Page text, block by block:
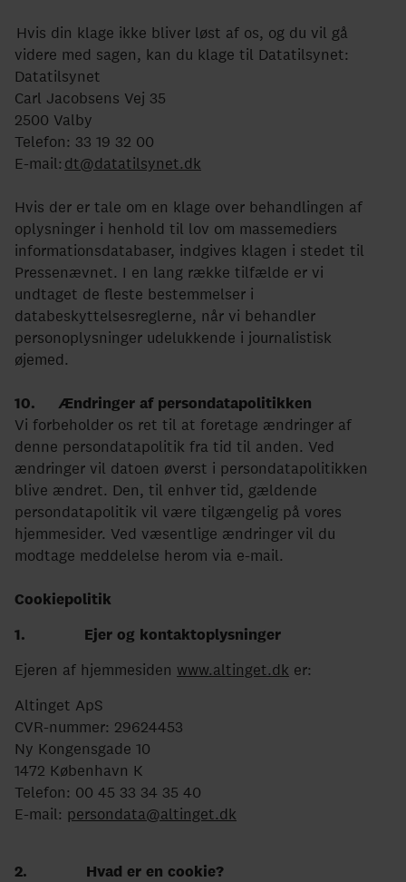
Hvis din klage ikke bliver løst af os, og du vil gå
videre med sagen, kan du klage til Datatilsynet:
Datatilsynet
Carl Jacobsens Vej 35
2500 Valby
Telefon: 33 19 32 00
E-mail: dt@datatilsynet.dk
Hvis der er tale om en klage over behandlingen af
oplysninger i henhold til lov om massemediers
informationsdatabaser, indgives klagen i stedet til
Pressenævnet. I en lang række tilfælde er vi
undtaget de fleste bestemmelser i
databeskyttelsesreglerne, når vi behandler
personoplysninger udelukkende i journalistisk
øjemed.
10. Ændringer af persondatapolitikken
Vi forbeholder os ret til at foretage ændringer af
denne persondatapolitik fra tid til anden. Ved
ændringer vil datoen øverst i persondatapolitikken
blive ændret. Den, til enhver tid, gældende
persondatapolitik vil være tilgængelig på vores
hjemmesider. Ved væsentlige ændringer vil du
modtage meddelelse herom via e-mail.
Cookiepolitik
1. Ejer og kontaktoplysninger
Ejeren af hjemmesiden www.altinget.dk er:
Altinget ApS
CVR-nummer: 29624453
Ny Kongensgade 10
1472 København K
Telefon: 00 45 33 34 35 40
E-mail: persondata@altinget.dk
2. Hvad er en cookie?